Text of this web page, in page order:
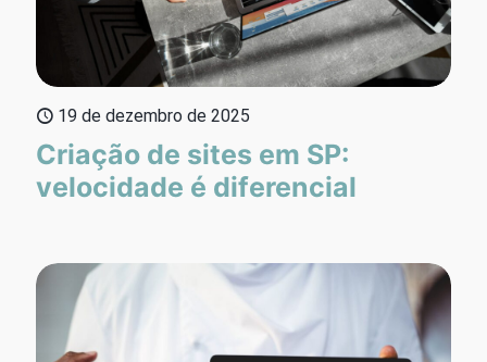
19 de dezembro de 2025
Criação de sites em SP:
velocidade é diferencial